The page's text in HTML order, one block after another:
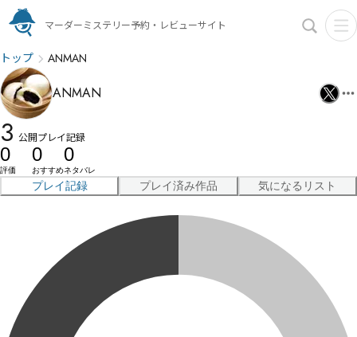
マーダーミステリー予約・レビューサイト
トップ ANMAN
ANMAN
3 公開プレイ記録
0
評価
0
おすすめ
0
ネタバレ
プレイ記録 プレイ済み作品 気になるリスト